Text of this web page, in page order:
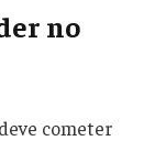
no
cometer